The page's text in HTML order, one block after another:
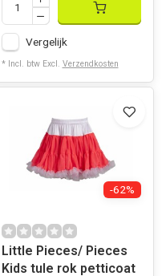
Vergelijk
* Incl. btw Excl. Verzendkosten
-62%
Little Pieces/ Pieces
Kids tule rok petticoat